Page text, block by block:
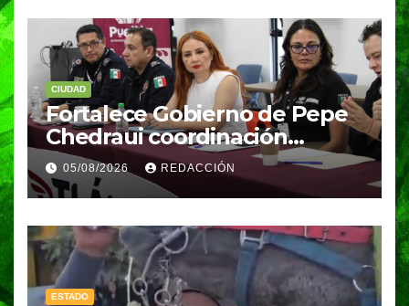
CIUDAD
Fortalece Gobierno de Pepe
Chedraui coordinación
técnica del Comité “Tláloc”
para reforzar acciones
preventivas ante la
temporada de lluvias
05/08/2026 REDACCIÓN
ESTADO